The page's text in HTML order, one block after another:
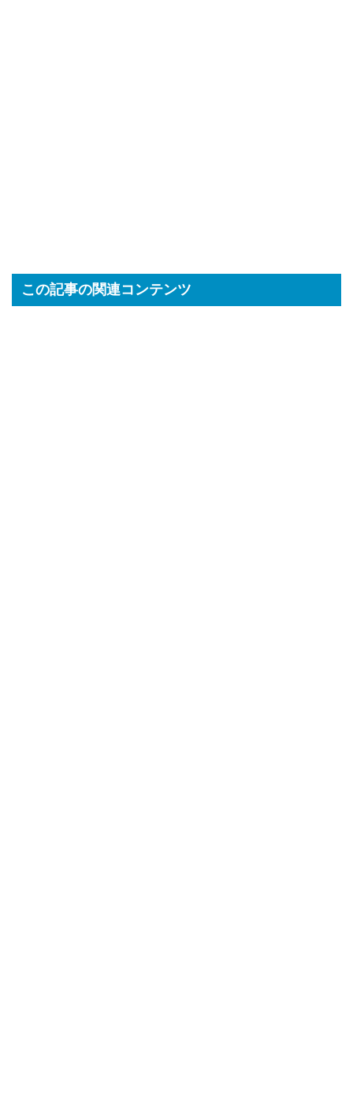
この記事の関連コンテンツ